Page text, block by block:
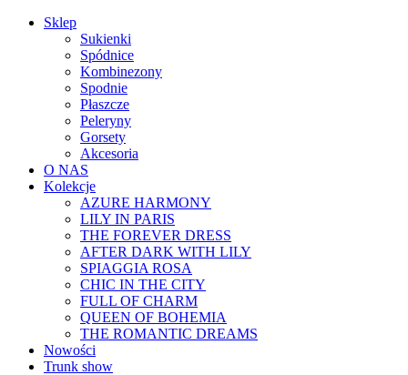
Sklep
Sukienki
Spódnice
Kombinezony
Spodnie
Płaszcze
Peleryny
Gorsety
Akcesoria
O NAS
Kolekcje
AZURE HARMONY
LILY IN PARIS
THE FOREVER DRESS
AFTER DARK WITH LILY
SPIAGGIA ROSA
CHIC IN THE CITY
FULL OF CHARM
QUEEN OF BOHEMIA
THE ROMANTIC DREAMS
Nowości
Trunk show